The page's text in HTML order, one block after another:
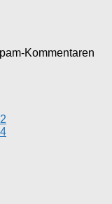
Kommentaren